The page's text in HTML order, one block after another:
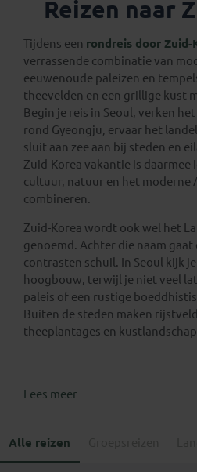
Reizen naar
Tijdens een rondreis door Zuid-
verrassende combinatie van
eeuwenoude paleizen en
theevelden en een grillige kust
Begin je reis in Seoul, verken
rond Gyeongju, ervaar het
sluit aan zee aan bij steden en
Zuid-Korea vakantie is daarmee
cultuur, natuur en het moderne
combineren.
Zuid-Korea wordt ook wel het
genoemd. Achter die naam gaat
contrasten schuil. In Seoul kijk
hoogbouw, terwijl je niet veel
paleis of een rustige
Buiten de steden maken
theeplantages en
Lees meer
Alle reizen